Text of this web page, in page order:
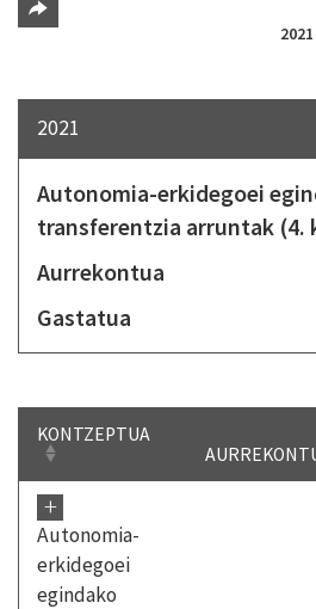
2021
2021
Autonomia-erkidegoei
transferentzia arruntak (4.
Aurrekontua
Gastatua
KONTZEPTUA
+
Autonomia-
erkidegoei
egindako